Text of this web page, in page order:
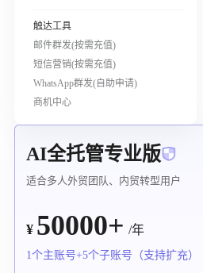
触达工具
邮件群发(按需充值)
短信营销(按需充值)
WhatsApp群发(自助申请)
商机中心
AI全托管专业版
适合多人外贸团队、内贸转型用户
¥ 50000+ /年
1个主账号+5个子账号（支持扩充）